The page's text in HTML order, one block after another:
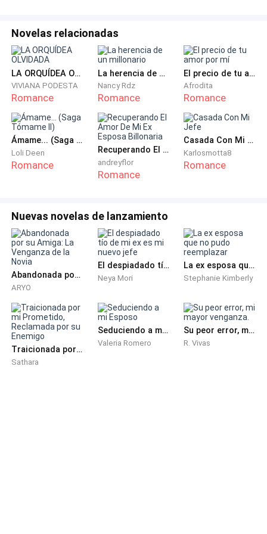
nuestras piernas mientras nos besaban.
El licor fue subiendo, bailes por doquier, sin embargo,
el fin de la celebración era tal poder disfrutar aún de
mi soltería e imaginar cómo va a cambiar mi vida de
forma positiva al lado de la mujer que me vuelve loco.
Santiago es mi gran amigo, no puedo decir que es el
único, pero si es el más sincero, el más honesto. Él es
el que siempre ha estado conmigo, ante cualquier
donde hicimos nuestras pequeñas reuniones. Al llegar
aquellas chicas se quitaron sus enormes abrigos,
comenzaron a bailar de forma sensual, a la chica rubia
me bailaba a mi, su forma tan sensual de mover sus
caderas, la forma en que su cabello se movía al
compás de la canción, colocó sus manos en mi
barbilla mientras su respiración estaba acelerada. Me
dio un beso, mientras tanto, sus prendas caían una
por una y mis ojos la examinaban con tanta lujuria que
brotaba por mis poros.
Novelas relacionadas
LA ORQUÍDEA OLVIDADA
VIVIANA PODESTA
Romance
La herencia de un millonario
Nancy Rdz
Romance
El precio de tu amor por mí
Afrodita
Romance
Ámame... (Saga Tómame II)
Loli Deen
Romance
Recuperando El Amor De Mi Ex Esposa Billonaria
andreyflor
Romance
Casada Con Mi Jefe
Karlosmotta8
Romance
Nuevas novelas de lanzamiento
Abandonada por su Amiga: La Venganza de la Novia
ARYO
El despiadado tío de mi ex es mi nuevo jefe
Neya Mori
La ex esposa que no pudo reemplazar
Stephanie Kimberly
Traicionada por mi Prometido, Reclamada por su Enemigo
Sathara
Seduciendo a mi Esposo
Valeria Romero
Su peor error, mi mayor venganza.
R. Vivas